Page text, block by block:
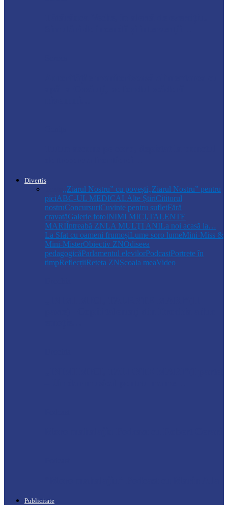
Divertis
,,Ziarul Nostru” cu povești„Ziarul Nostru” pentru
piciABC-UL MEDICALAlte ȘtiriCititorul
nostruConcursuriCuvinte pentru sufletFără
cravatăGalerie fotoINIMI MICI,TALENTE
MARIÎntreabă ZNLA MULŢI ANILa noi acasă la…
La Sfat cu oameni frumoșiLume soro lumeMini-Miss &
Mini-MisterObiectiv ZNOdiseea
pedagogicăParlamentul elevilorPodcastPortrete în
timpReflecțiiReteta ZNȘcoala meaVideo
Publicitate